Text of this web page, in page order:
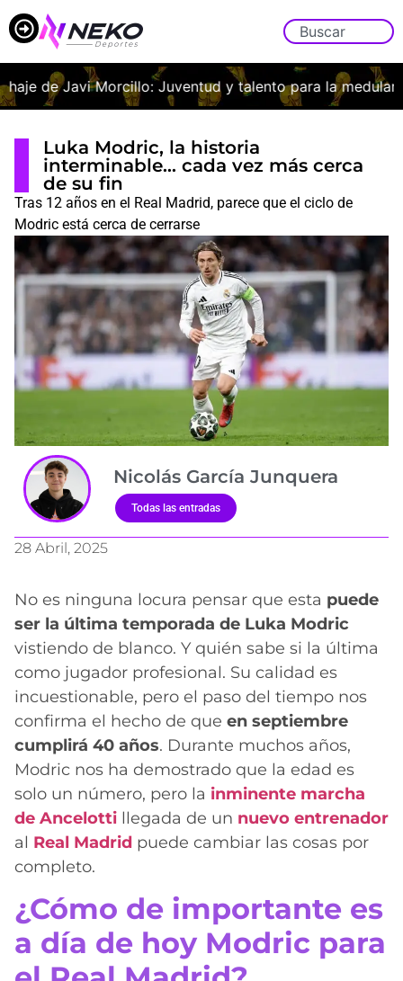
de Javi Morcillo: Juventud y talento para la medular
Luka Modric, la historia
interminable… cada vez más cerca
de su fin
Tras 12 años en el Real Madrid, parece que el ciclo de
Modric está cerca de cerrarse
Nicolás García Junquera
Todas las entradas
28 Abril, 2025
No es ninguna locura pensar que esta puede
ser la última temporada de Luka Modric
vistiendo de blanco. Y quién sabe si la última
como jugador profesional. Su calidad es
incuestionable, pero el paso del tiempo nos
confirma el hecho de que en septiembre
cumplirá 40 años. Durante muchos años,
Modric nos ha demostrado que la edad es
solo un número, pero la inminente marcha
de Ancelotti llegada de un nuevo entrenador
al Real Madrid puede cambiar las cosas por
completo.
¿Cómo de importante es
a día de hoy Modric para